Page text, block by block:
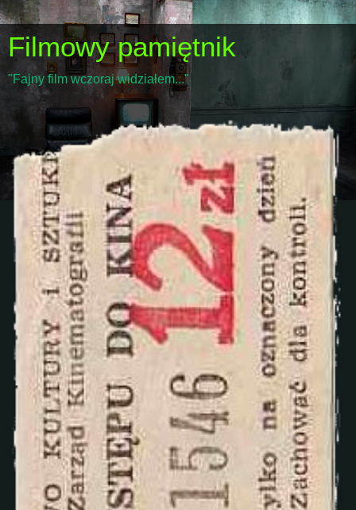
Filmowy pamiętnik
"Fajny film wczoraj widziałem..."